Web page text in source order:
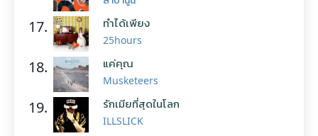
17. ทำได้เพียง
25hours
18. แค่คุณ
Musketeers
19. รักเมียที่สุดในโลก
ILLSLICK